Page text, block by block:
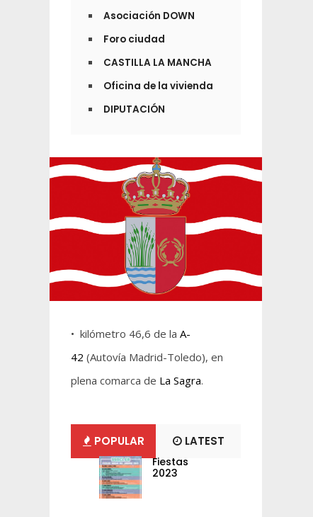
Asociación DOWN
Foro ciudad
CASTILLA LA MANCHA
Oficina de la vivienda
DIPUTACIÓN
• kilómetro 46,6 de la A-
42 (Autovía Madrid-Toledo), en
plena comarca de La Sagra.
POPULAR LATEST
Fiestas
2023